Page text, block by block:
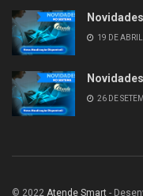
19 DE
26 DE
© 2022 Atende Smart -